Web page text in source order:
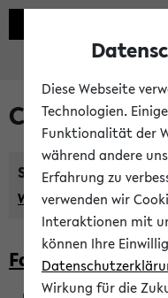
Courses
Semester:
WiSe 2026/2027 SoSe
Faculty of
Diese Webseite
Technologien.
Funktionalität der
während andere
Erfahrung zu
verwenden wir
Interaktionen mit
können Ihre
Wirkung für die